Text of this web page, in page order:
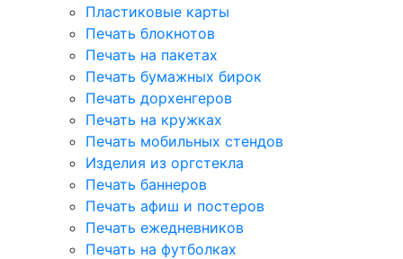
Пластиковые карты
Печать блокнотов
Печать на пакетах
Печать бумажных бирок
Печать дорхенгеров
Печать на кружках
Печать мобильных стендов
Изделия из оргстекла
Печать баннеров
Печать афиш и постеров
Печать ежедневников
Печать на футболках